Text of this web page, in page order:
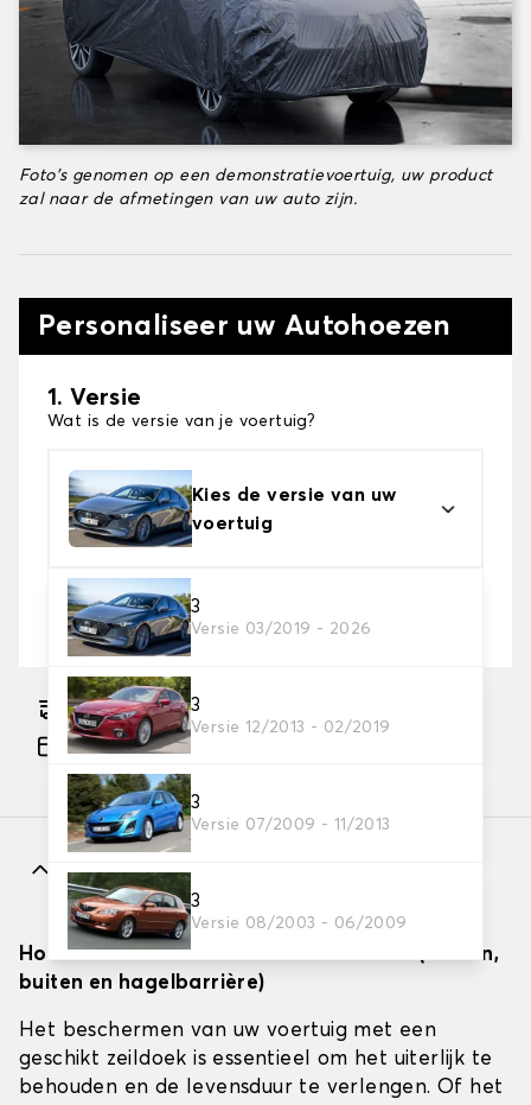
Foto's genomen op een demonstratievoertuig, uw product
zal naar de afmetingen van uw auto zijn.
Personaliseer uw Autohoezen
1. Versie
Wat is de versie van je voertuig?
Kies de versie van uw
voertuig
3
Versie 03/2019 - 2026
3
Versie 12/2013 - 02/2019
3
Versie 07/2009 - 11/2013
3
Versie 08/2003 - 06/2009
2. Beschermingsniveau
Kies de juiste beschermhoes voor uw behoeftes
Geschatte gratis levering naar 17-08-2026
Betaling in 3x gratis, vanaf €60 aankoop.
Kenmerken
Hoe autodekzeilen effectief installeren (binnen,
buiten en hagelbarrière)
Het beschermen van uw voertuig met een
geschikt zeildoek is essentieel om het uiterlijk te
behouden en de levensduur te verlengen. Of het